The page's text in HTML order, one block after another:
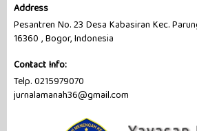
Address
Pesantren No. 23 Desa Kabasiran Kec.
16360 , Bogor, Indonesia
Contact Info:
Telp. 0215979070
jurnalamanah36@gmail.com